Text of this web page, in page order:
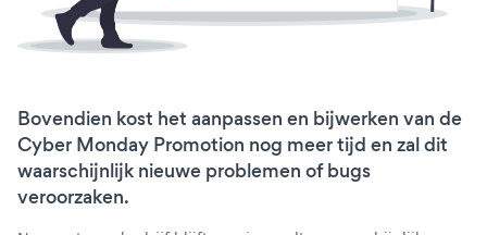
Bovendien kost het aanpassen en bijwerken van de
Cyber Monday Promotion nog meer tijd en zal dit
waarschijnlijk nieuwe problemen of bugs
veroorzaken.